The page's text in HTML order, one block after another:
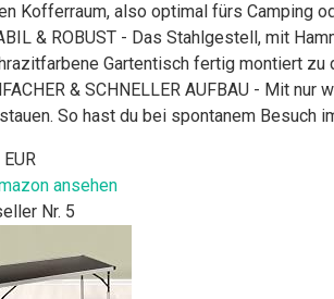
Kofferraum, also optimal fürs Camping
& ROBUST - Das Stahlgestell, mit
Gartentisch fertig montiert zu
& SCHNELLER AUFBAU - Mit
So hast du bei spontanem Besuch
ansehen
Nr. 5